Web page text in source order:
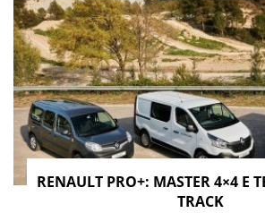
RENAULT PRO+: MASTER 4×4 E
TRACK